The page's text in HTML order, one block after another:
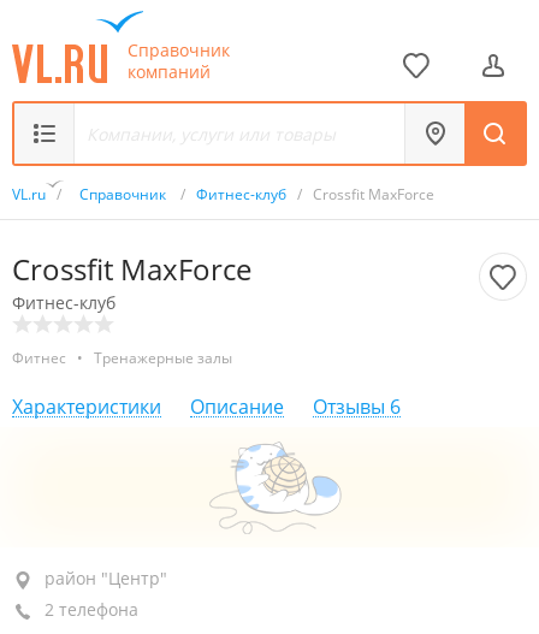
Справочник
компаний
VL.ru / Справочник / Фитнес-клуб / Crossfit MaxForce
Crossfit MaxForce
Фитнес-клуб
Фитнес • Тренажерные залы
Характеристики Описание Отзывы 6
район "Центр", ул. Уборевича, 20А
БЦ "Дом радио"
район "Центр"
2 телефона